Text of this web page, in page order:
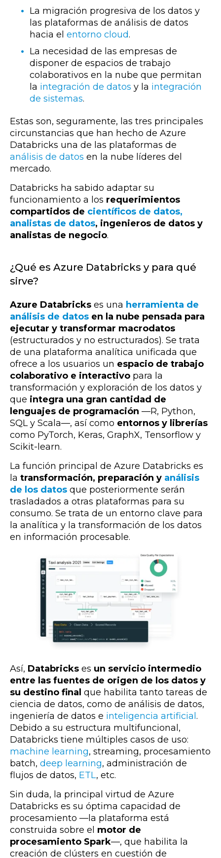
La migración progresiva de los datos y
las plataformas de análisis de datos
hacia el entorno cloud.
La necesidad de las empresas de
disponer de espacios de trabajo
colaborativos en la nube que permitan
la integración de datos y la integración
de sistemas.
Estas son, seguramente, las tres principales
circunstancias que han hecho de Azure
Databricks una de las plataformas de
análisis de datos en la nube líderes del
mercado.
Databricks ha sabido adaptar su
funcionamiento a los requerimientos
compartidos de científicos de datos,
analistas de datos, ingenieros de datos y
analistas de negocio.
¿Qué es Azure Databricks y para qué
sirve?
Azure Databricks es una herramienta de
análisis de datos en la nube pensada para
ejecutar y transformar macrodatos
(estructurados y no estructurados). Se trata
de una plataforma analítica unificada que
ofrece a los usuarios un espacio de trabajo
colaborativo e interactivo para la
transformación y exploración de los datos y
que integra una gran cantidad de
lenguajes de programación —R, Python,
SQL y Scala—, así como entornos y librerías
como PyTorch, Keras, GraphX, Tensorflow y
Scikit-learn.
La función principal de Azure Databricks es
la transformación, preparación y análisis
de los datos que posteriormente serán
trasladados a otras plataformas para su
consumo. Se trata de un entorno clave para
la analítica y la transformación de los datos
en información procesable.
Así, Databricks es un servicio intermedio
entre las fuentes de origen de los datos y
su destino final que habilita tanto tareas de
ciencia de datos, como de análisis de datos,
ingeniería de datos e inteligencia artificial .
Debido a su estructura multifuncional,
Databricks tiene múltiples casos de uso:
machine learning, streaming, procesamiento
batch, deep learning, administración de
flujos de datos, ETL, etc.
Sin duda, la principal virtud de Azure
Databricks es su óptima capacidad de
procesamiento — la plataforma está
construida sobre el motor de
procesamiento Spark—, que habilita la
creación de clústers en cuestión de